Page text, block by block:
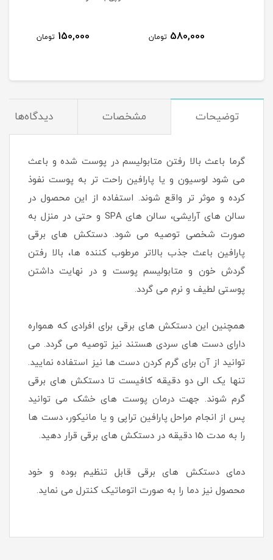
580,000 تومان 150,000 تومان
توضیحات مشخصات دیدگاه‌ها
گرما باعث بالا رفتن متابولیسم در پوست شده و باعث
می شود لوسیون و یا پارافین راحت تر به پوست نفوذ
کرده و موثر تر واقع شوند. استفاده از این محصول در
سالن های آرایشی، سالن های SPA و حتی در منزل به
صورت شخصی توصیه می شود. دستکش های برقی
پارافین باعث جذب بالاتر مرطوب کننده ها، بالا رفتن
گردش خون و متابولیسم پوست و در نهایت داشتن
پوستی لطیف و نرم می گردد.
همچنین این دستکش های برقی برای افرادی که همواره
دارای دست های سردی هستند نیز توصیه می گردد. می
توانید از آن برای گرم کردن دست ها نیز استفاده نمایید.
تنها یک الی دو دقیقه کافیست تا دستکش های برقی
گرم شوند. جهت درمان پوست های خشک می توانید
پس از انجام مراحل پارافین تراپی و یا مانیکور، دست ها
را به مدت 15 دقیقه در دستکش های برقی قرار دهید.
دمای دستکش های برقی قابل تنظیم بوده و خود
محصول نیز دما را به صورت اتوماتیک کنترل می نماید.